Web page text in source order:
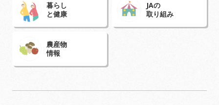
暮らし
と健康
JAの
取り組み
農産物
情報